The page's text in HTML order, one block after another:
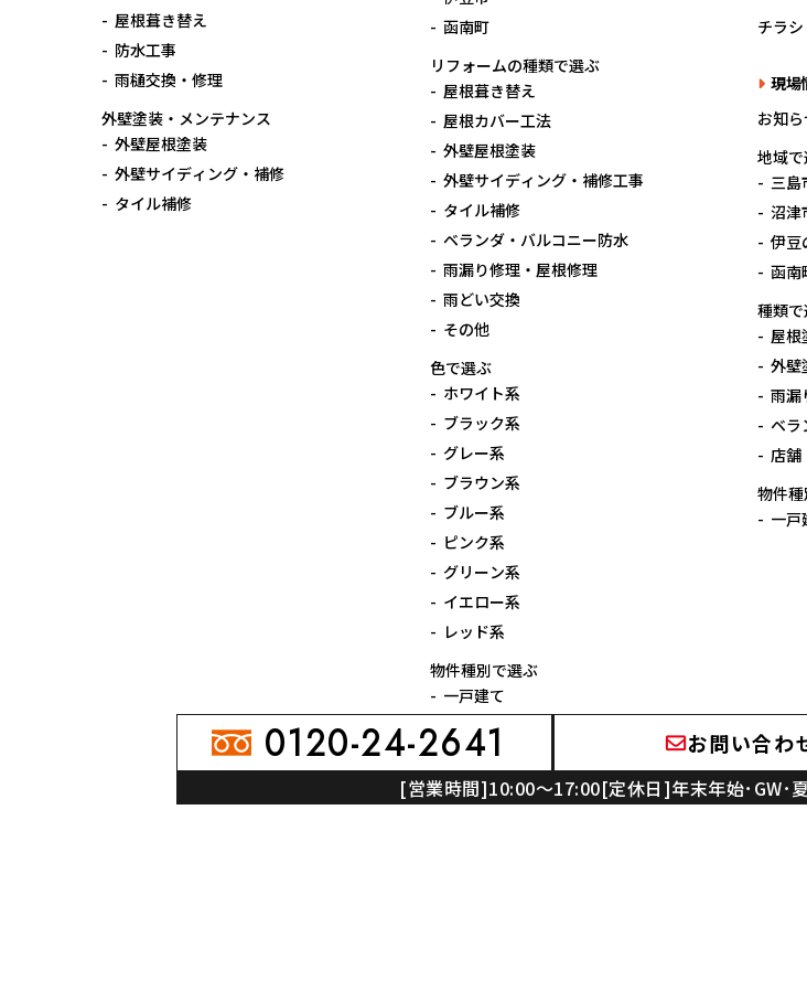
0120-24-2641 お問い合わ
[営業時間]10:00～17:00[定休日]年末年始･GW･
屋根葺き替え
防水工事
雨樋交換・修理
外壁塗装・メンテナンス
外壁屋根塗装
外壁サイディング・補修
タイル補修
函南町
リフォームの種類で選ぶ
屋根葺き替え
屋根カバー工法
外壁屋根塗装
外壁サイディング・補修工事
タイル補修
ベランダ・バルコニー防水
雨漏り修理・屋根修理
雨どい交換
その他
色で選ぶ
ホワイト系
ブラック系
グレー系
ブラウン系
ブルー系
ピンク系
グリーン系
イエロー系
レッド系
物件種別で選ぶ
一戸建て
店舗・工場・倉庫、オフィス・事務所
チラシ
現場
お知ら
地域
三島
沼津
伊豆
函南
種類
屋根
外壁
雨漏
ベラ
店舗
物件
一戸